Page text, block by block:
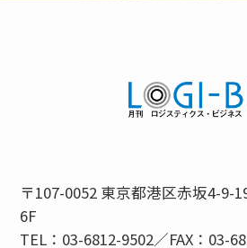
〒107-0052 東京都港区赤坂4-9-
6F
TEL：03-6812-9502／FAX：03-